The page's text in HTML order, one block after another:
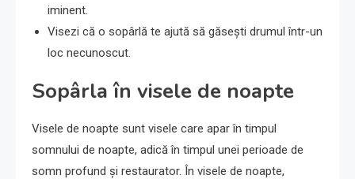
iminent.
Visezi că o sopârlă te ajută să găsești drumul într-un
loc necunoscut.
Sopârla în visele de noapte
Visele de noapte sunt visele care apar în timpul
somnului de noapte, adică în timpul unei perioade de
somn profund și restaurator. În visele de noapte,